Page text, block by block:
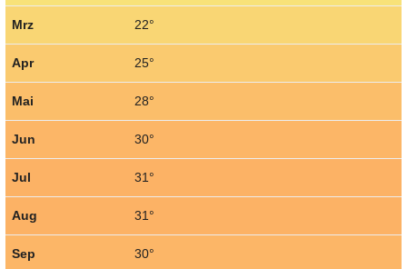
Mrz 22°
Apr 25°
Mai 28°
Jun 30°
Jul 31°
Aug 31°
Sep 30°